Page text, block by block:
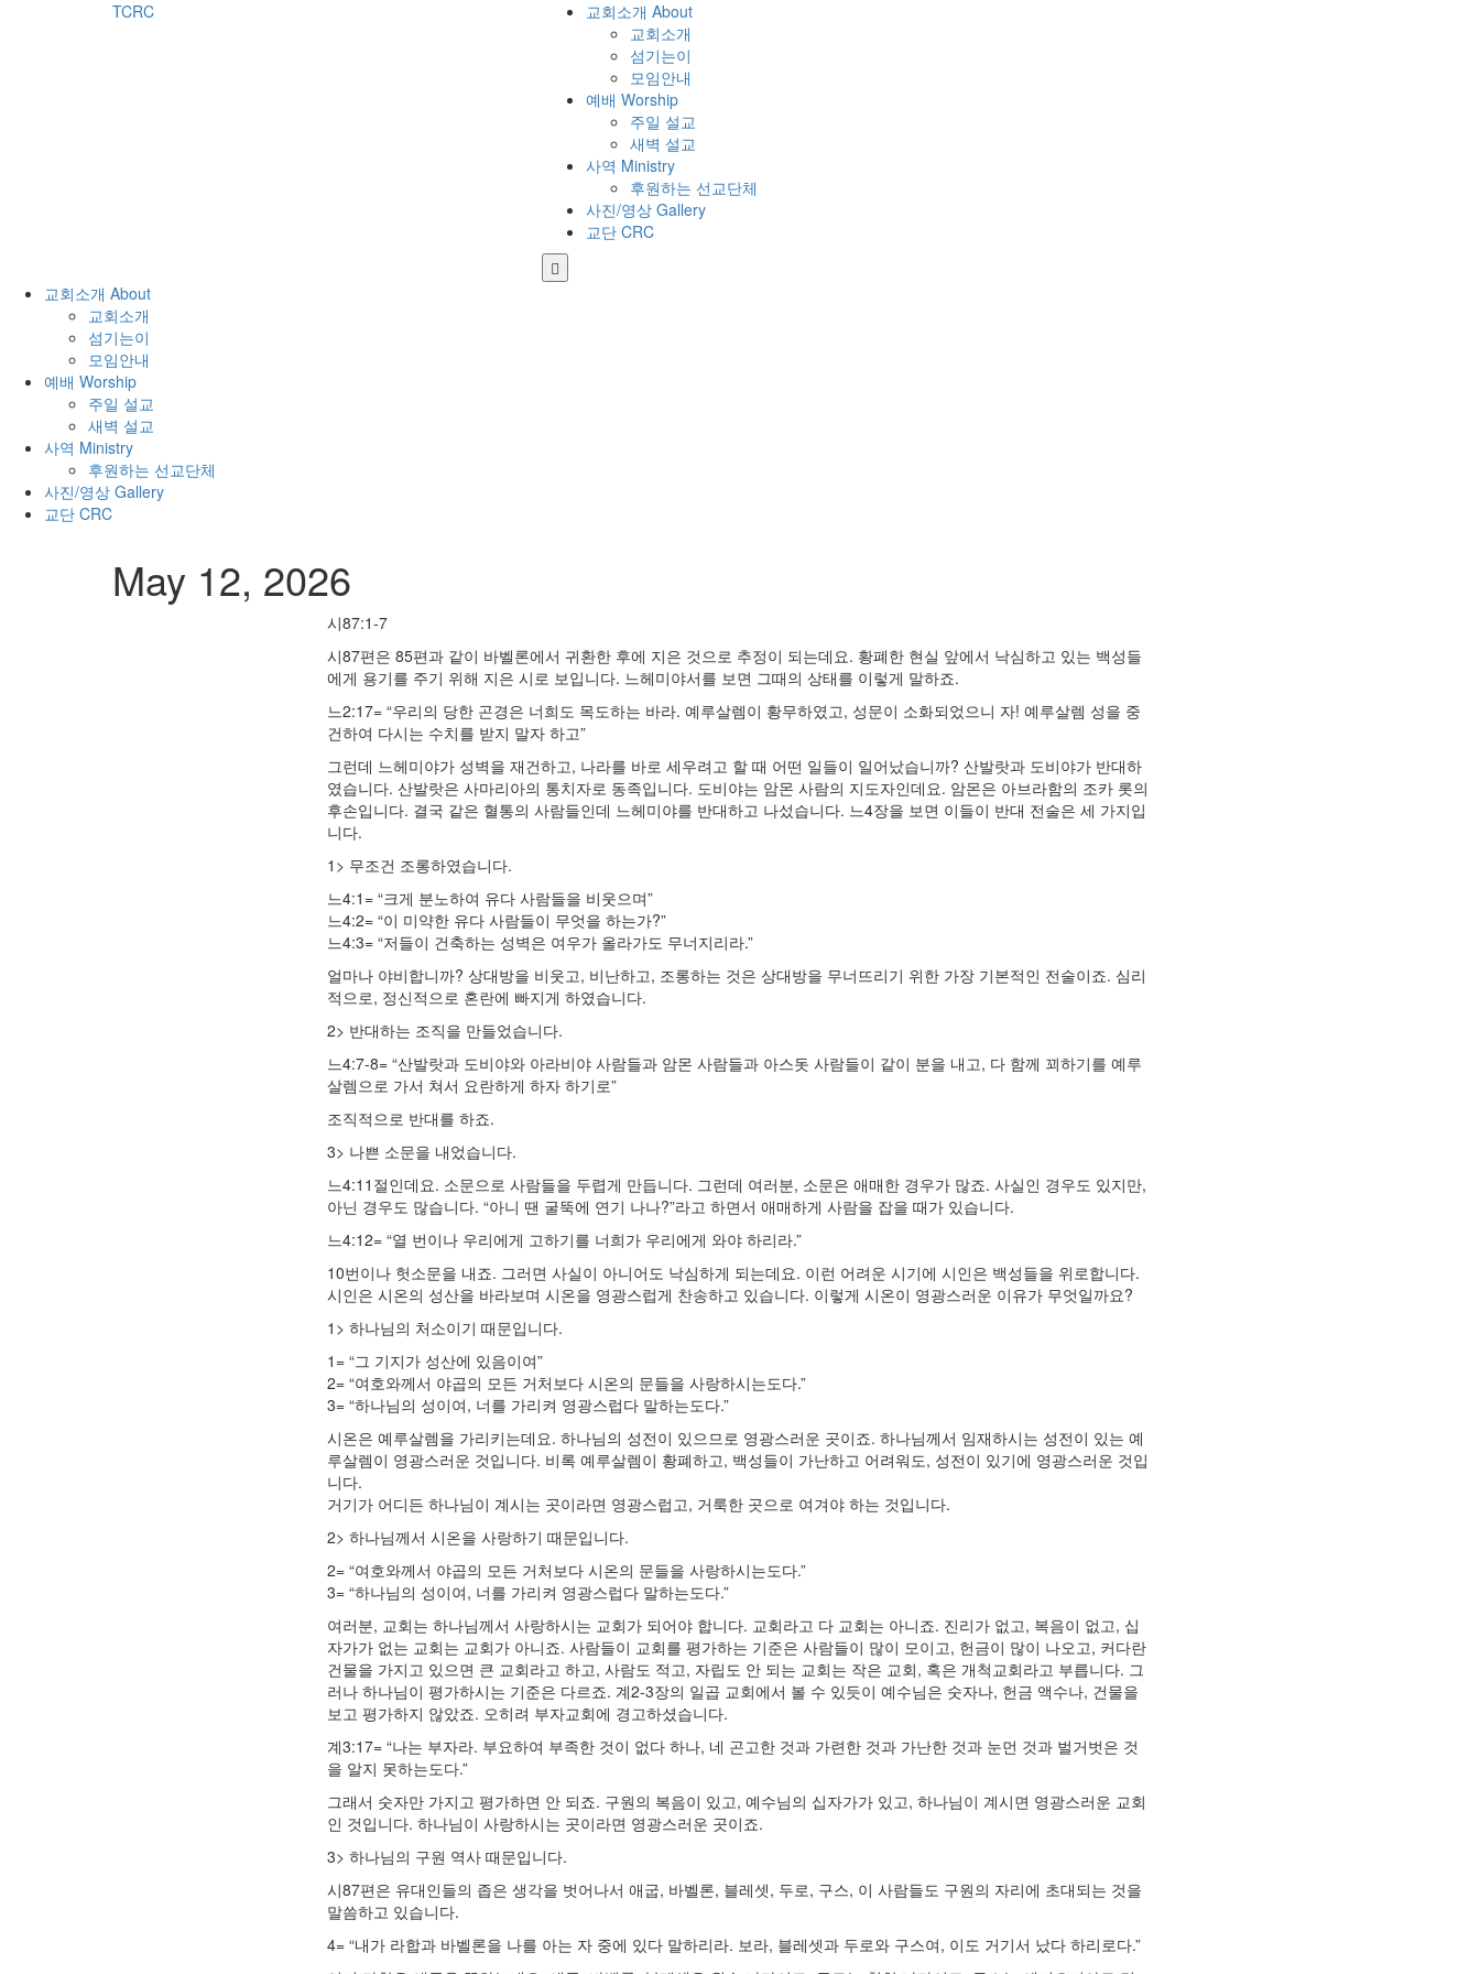
TCRC
교회소개 About
교회소개
섬기는이
모임안내
예배 Worship
주일 설교
새벽 설교
사역 Ministry
후원하는 선교단체
사진/영상 Gallery
교단 CRC
교회소개 About
교회소개
섬기는이
모임안내
예배 Worship
주일 설교
새벽 설교
사역 Ministry
후원하는 선교단체
사진/영상 Gallery
교단 CRC
May 12, 2026
시87:1-7
시87편은 85편과 같이 바벨론에서 귀환한 후에 지은 것으로 추정이 되는데요. 황폐한 현실 앞에서 낙심하고 있는 백성들
에게 용기를 주기 위해 지은 시로 보입니다. 느헤미야서를 보면 그때의 상태를 이렇게 말하죠.
느2:17= “우리의 당한 곤경은 너희도 목도하는 바라. 예루살렘이 황무하였고, 성문이 소화되었으니 자! 예루살렘 성을 중
건하여 다시는 수치를 받지 말자 하고”
그런데 느헤미야가 성벽을 재건하고, 나라를 바로 세우려고 할 때 어떤 일들이 일어났습니까? 산발랏과 도비야가 반대하
였습니다. 산발랏은 사마리아의 통치자로 동족입니다. 도비야는 암몬 사람의 지도자인데요. 암몬은 아브라함의 조카 롯의
후손입니다. 결국 같은 혈통의 사람들인데 느헤미야를 반대하고 나섰습니다. 느4장을 보면 이들이 반대 전술은 세 가지입
니다.
1> 무조건 조롱하였습니다.
느4:1= “크게 분노하여 유다 사람들을 비웃으며”
느4:2= “이 미약한 유다 사람들이 무엇을 하는가?”
느4:3= “저들이 건축하는 성벽은 여우가 올라가도 무너지리라.”
얼마나 야비합니까? 상대방을 비웃고, 비난하고, 조롱하는 것은 상대방을 무너뜨리기 위한 가장 기본적인 전술이죠. 심리
적으로, 정신적으로 혼란에 빠지게 하였습니다.
2> 반대하는 조직을 만들었습니다.
느4:7-8= “산발랏과 도비야와 아라비야 사람들과 암몬 사람들과 아스돗 사람들이 같이 분을 내고, 다 함께 꾀하기를 예루
살렘으로 가서 쳐서 요란하게 하자 하기로”
조직적으로 반대를 하죠.
3> 나쁜 소문을 내었습니다.
느4:11절인데요. 소문으로 사람들을 두렵게 만듭니다. 그런데 여러분, 소문은 애매한 경우가 많죠. 사실인 경우도 있지만,
아닌 경우도 많습니다. “아니 땐 굴뚝에 연기 나나?”라고 하면서 애매하게 사람을 잡을 때가 있습니다.
느4:12= “열 번이나 우리에게 고하기를 너희가 우리에게 와야 하리라.”
10번이나 헛소문을 내죠. 그러면 사실이 아니어도 낙심하게 되는데요. 이런 어려운 시기에 시인은 백성들을 위로합니다.
시인은 시온의 성산을 바라보며 시온을 영광스럽게 찬송하고 있습니다. 이렇게 시온이 영광스러운 이유가 무엇일까요?
1> 하나님의 처소이기 때문입니다.
1= “그 기지가 성산에 있음이여”
2= “여호와께서 야곱의 모든 거처보다 시온의 문들을 사랑하시는도다.”
3= “하나님의 성이여, 너를 가리켜 영광스럽다 말하는도다.”
시온은 예루살렘을 가리키는데요. 하나님의 성전이 있으므로 영광스러운 곳이죠. 하나님께서 임재하시는 성전이 있는 예
루살렘이 영광스러운 것입니다. 비록 예루살렘이 황폐하고, 백성들이 가난하고 어려워도, 성전이 있기에 영광스러운 것입
니다.
거기가 어디든 하나님이 계시는 곳이라면 영광스럽고, 거룩한 곳으로 여겨야 하는 것입니다.
2> 하나님께서 시온을 사랑하기 때문입니다.
2= “여호와께서 야곱의 모든 거처보다 시온의 문들을 사랑하시는도다.”
3= “하나님의 성이여, 너를 가리켜 영광스럽다 말하는도다.”
여러분, 교회는 하나님께서 사랑하시는 교회가 되어야 합니다. 교회라고 다 교회는 아니죠. 진리가 없고, 복음이 없고, 십
자가가 없는 교회는 교회가 아니죠. 사람들이 교회를 평가하는 기준은 사람들이 많이 모이고, 헌금이 많이 나오고, 커다란
건물을 가지고 있으면 큰 교회라고 하고, 사람도 적고, 자립도 안 되는 교회는 작은 교회, 혹은 개척교회라고 부릅니다. 그
러나 하나님이 평가하시는 기준은 다르죠. 계2-3장의 일곱 교회에서 볼 수 있듯이 예수님은 숫자나, 헌금 액수나, 건물을
보고 평가하지 않았죠. 오히려 부자교회에 경고하셨습니다.
계3:17= “나는 부자라. 부요하여 부족한 것이 없다 하나, 네 곤고한 것과 가련한 것과 가난한 것과 눈먼 것과 벌거벗은 것
을 알지 못하는도다.”
그래서 숫자만 가지고 평가하면 안 되죠. 구원의 복음이 있고, 예수님의 십자가가 있고, 하나님이 계시면 영광스러운 교회
인 것입니다. 하나님이 사랑하시는 곳이라면 영광스러운 곳이죠.
3> 하나님의 구원 역사 때문입니다.
시87편은 유대인들의 좁은 생각을 벗어나서 애굽, 바벨론, 블레셋, 두로, 구스, 이 사람들도 구원의 자리에 초대되는 것을
말씀하고 있습니다.
4= “내가 라합과 바벨론을 나를 아는 자 중에 있다 말하리라. 보라, 블레셋과 두로와 구스여, 이도 거기서 났다 하리로다.”